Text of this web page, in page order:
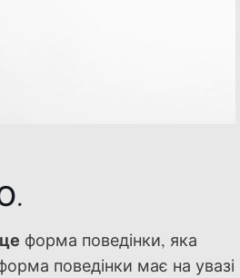
форма поведінки, яка
поведінки має на увазі